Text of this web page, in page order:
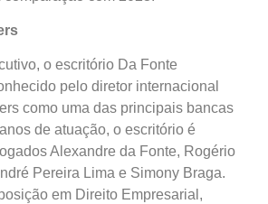
o escritório Da Fonte
pelo diretor internacional
como uma das principais bancas
de atuação, o escritório é
Alexandre da Fonte, Rogério
Pereira Lima e Simony Braga.
em Direito Empresarial,